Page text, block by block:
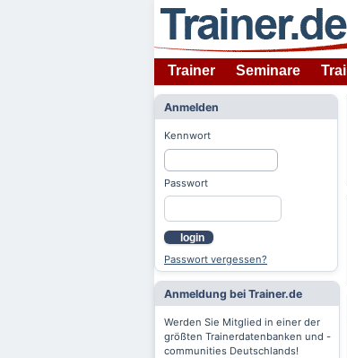
Trainer Seminare
Anmelden
Kennwort
Passwort
login
Passwort vergessen?
Anmeldung bei Trainer.de
Werden Sie Mitglied in einer der
größten Trainerdatenbanken und -
communities Deutschlands!